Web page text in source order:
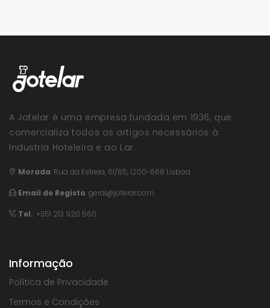
A Jotelar é uma empresa fundada em 1936, que
comercializa todos os artigos necessários à
Industria Hoteleira e ao Lar.
Morada: Rua da Estrela, 61/65, 1200-668 Lisboa
Email de Registo:geral@jotelar.com
Tel.: +351 213 920 560
Informação
Política de Privacidade
Termos e Condições